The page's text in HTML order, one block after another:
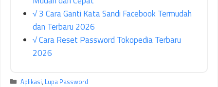
√ 3 Cara Ganti Kata Sandi Facebook Termudah
dan Terbaru 2026
√ Cara Reset Password Tokopedia Terbaru
2026
Kategori
Aplikasi, Lupa Password